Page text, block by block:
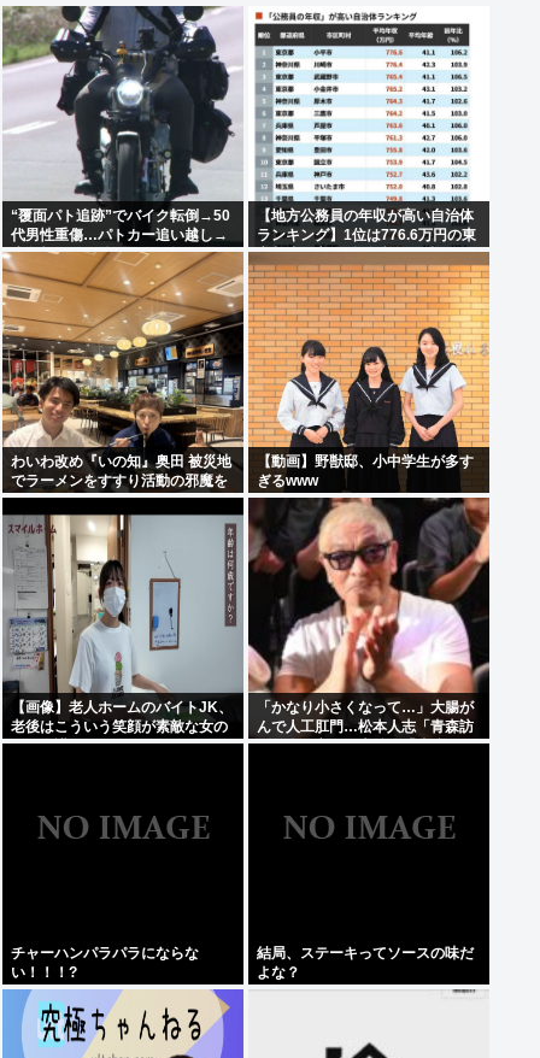
“覆面パト追跡”でバイク転倒→50
代男性重傷…パトカー追い越し→
赤色灯つけた後まもなく転倒
【地方公務員の年収が高い自治体
ランキング】1位は776.6万円の東
京都小平市 (平均年齢41.1歳）、2
位は神奈川県川崎市の776.4万
円、3位は東京都武蔵野市の765.4
万円
わいわ改め『いの知』奥田 被災地
でラーメンをすすり活動の邪魔を
行う
【動画】野獣邸、小中学生が多す
ぎるwww
【画像】老人ホームのバイトJK、
老後はこういう笑顔が素敵な女の
子に介護されたいよな
「かなり小さくなって…」大腸が
んで人工肛門…松本人志「青森訪
問」姿に心配の声続々「脂肪のな
チャーハンパラパラにならな
い！！！?
結局、ステーキってソースの味だ
よな？